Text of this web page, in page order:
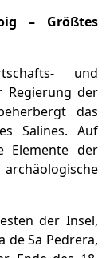
– Größtes
und
Regierung der
das
Salines. Auf
Elemente der
der Insel,
de Sa Pedrera,